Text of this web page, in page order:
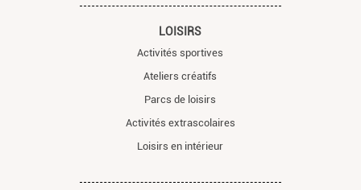
LOISIRS
Activités sportives
Ateliers créatifs
Parcs de loisirs
Activités extrascolaires
Loisirs en intérieur